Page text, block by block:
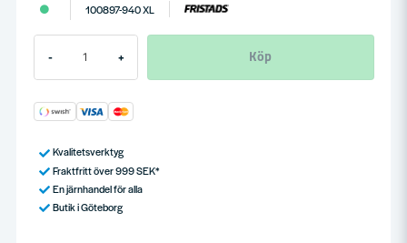
100897-940 XL
- + Köp
Kvalitetsverktyg
Fraktfritt över 999 SEK*
En järnhandel för alla
Butik i Göteborg